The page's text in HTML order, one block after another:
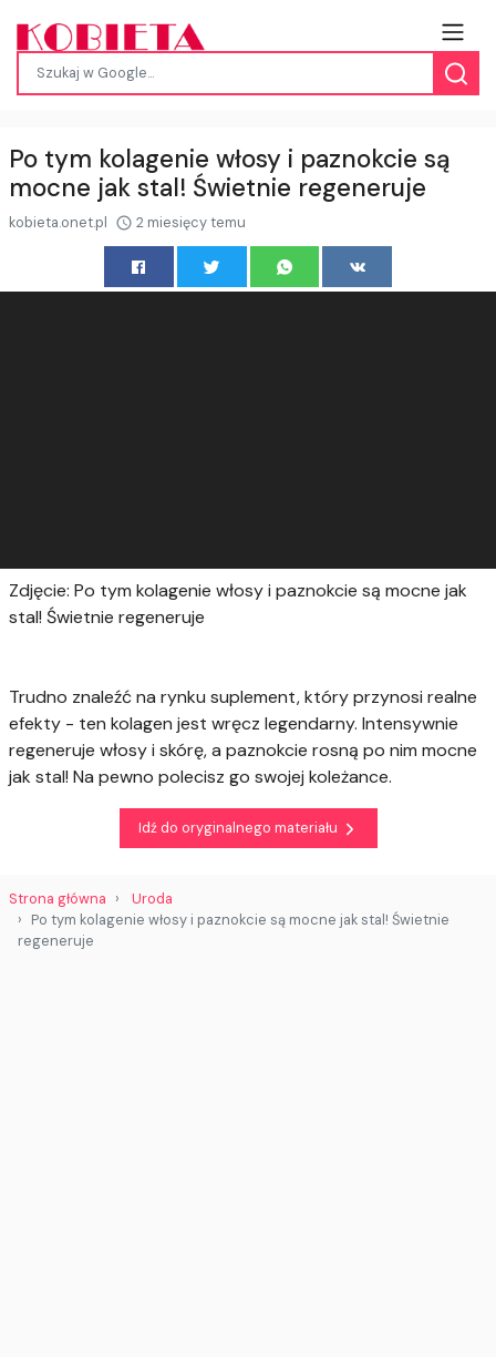
Po tym kolagenie włosy i paznokcie są
mocne jak stal! Świetnie regeneruje
kobieta.onet.pl 2 miesięcy temu
Zdjęcie: Po tym kolagenie włosy i paznokcie są mocne jak
stal! Świetnie regeneruje
Trudno znaleźć na rynku suplement, który przynosi realne
efekty - ten kolagen jest wręcz legendarny. Intensywnie
regeneruje włosy i skórę, a paznokcie rosną po nim mocne
jak stal! Na pewno polecisz go swojej koleżance.
Idź do oryginalnego materiału
Strona główna
Uroda
Po tym kolagenie włosy i paznokcie są mocne jak stal! Świetnie
regeneruje